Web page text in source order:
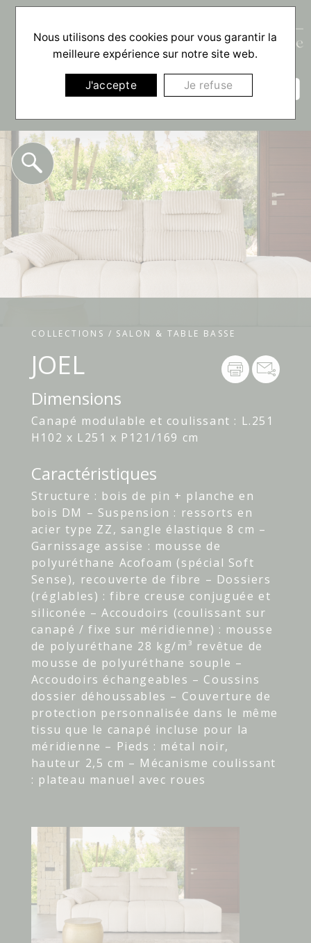
☰
COLLECTIONS / SALON & TABLE BASSE
JOEL
Dimensions
Canapé modulable et coulissant : L.251
H102 x L251 x P121/169 cm
Caractéristiques
Structure : bois de pin + planche en
bois DM – Suspension : ressorts en
acier type ZZ, sangle élastique 8 cm –
Garnissage assise : mousse de
polyuréthane Acofoam (spécial Soft
Sense), recouverte de fibre – Dossiers
(réglables) : fibre creuse conjuguée et
siliconée – Accoudoirs (coulissant sur
canapé / fixe sur méridienne) : mousse
de polyuréthane 28 kg/m³ revêtue de
mousse de polyuréthane souple –
Accoudoirs échangeables – Coussins
dossier déhoussables – Couverture de
protection personnalisée dans le même
tissu que le canapé incluse pour la
méridienne – Pieds : métal noir,
hauteur 2,5 cm – Mécanisme coulissant
: plateau manuel avec roues
Nous utilisons des cookies pour vous garantir la
meilleure expérience sur notre site web.
J'accepte Je refuse